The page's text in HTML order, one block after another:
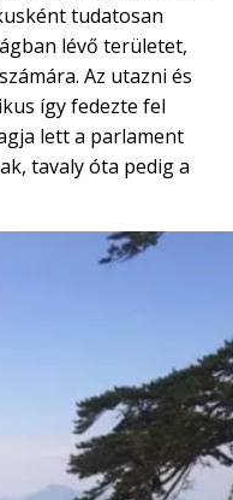
tudatosan
lévő területet,
Az utazni és
így fedezte fel
lett a parlament
tavaly óta pedig a